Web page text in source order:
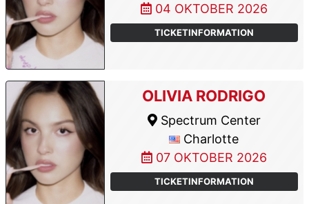
04 OKTOBER 2026
TICKETINFORMATION
OLIVIA RODRIGO
Spectrum Center
Charlotte
07 OKTOBER 2026
TICKETINFORMATION